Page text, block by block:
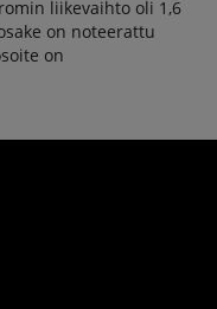
liikevaihto oli 1,6
on noteerattu
on